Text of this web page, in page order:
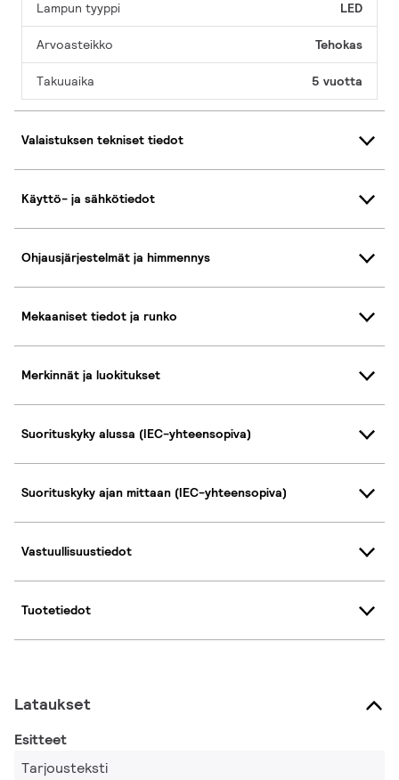
Lampun tyyppi LED
Arvoasteikko Tehokas
Takuuaika 5 vuotta
Valaistuksen tekniset tiedot
Käyttö- ja sähkötiedot
Ohjausjärjestelmät ja himmennys
Mekaaniset tiedot ja runko
Merkinnät ja luokitukset
Suorituskyky alussa (IEC-yhteensopiva)
Suorituskyky ajan mittaan (IEC-yhteensopiva)
Vastuullisuustiedot
Tuotetiedot
Lataukset
Esitteet
Tarjousteksti